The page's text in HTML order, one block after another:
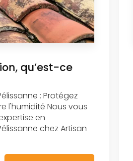
qu’est-ce
: Protégez
l'humidité Nous vous
en
chez Artisan